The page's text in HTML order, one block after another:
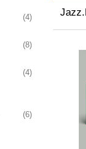
(4)
(8)
(4)
(6)